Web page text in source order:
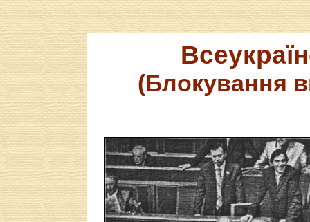
(Блокування